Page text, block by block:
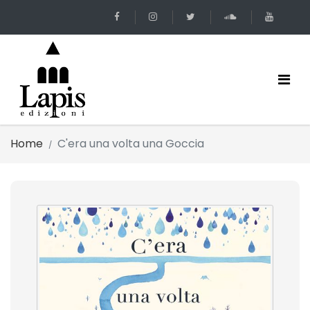
Home C'era una volta una Goccia